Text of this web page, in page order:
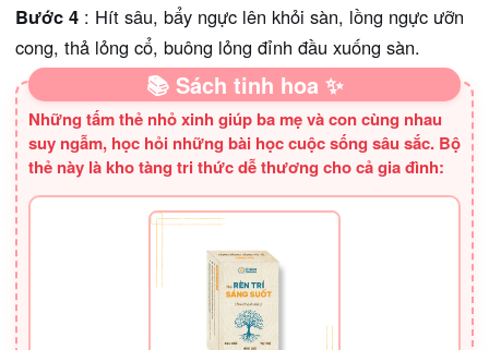
Bước 4 : Hít sâu, bẩy ngực lên khỏi sàn, lồng ngực ưỡn
cong, thả lỏng cổ, buông lỏng đỉnh đầu xuống sàn.
📚 Sách tinh hoa ✨
Những tấm thẻ nhỏ xinh giúp ba mẹ và con cùng nhau
suy ngẫm, học hỏi những bài học cuộc sống sâu sắc. Bộ
thẻ này là kho tàng tri thức dễ thương cho cả gia đình: